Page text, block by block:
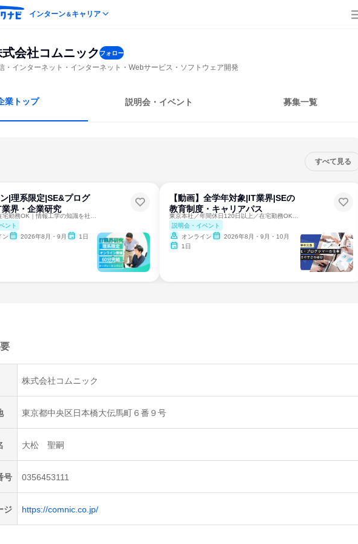
インターン＆キャリア
会社コムニックフォロー
・インターネット・インターネット・Webサービス・ソフトウェア開発
業トップ 説明会・イベント 募集一覧
すべて見る
|理系限定|SE&プログ
界・企業研究
ント
ン
2026年8月・9月 1日
【動画】全学年対象|IT業界|SEの
教育制度・キャリアパス
説明会・イベント
オンライン
2026年8月・9月・10月
1日
株式会社コムニック
東京都中央区日本橋大伝馬町６番９号
大松 聖嗣
号 0356453111
ジ https://comnic.co.jp/